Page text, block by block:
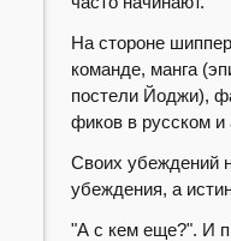
На стороне
команде, манга
постели Йоджи),
фиков в русском
Своих убеждений
убеждения, а
"А с кем еще?". И